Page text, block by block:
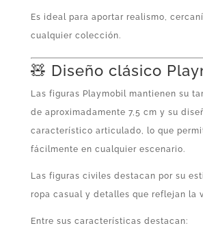
Es ideal para aportar realismo,
cualquier colección.
🧸 Diseño clásico
Las figuras Playmobil mantienen su
de aproximadamente 7,5 cm y su
característico articulado, lo que
fácilmente en cualquier escenario.
Las figuras civiles destacan por su
ropa casual y detalles que reflejan la
Entre sus características destacan: